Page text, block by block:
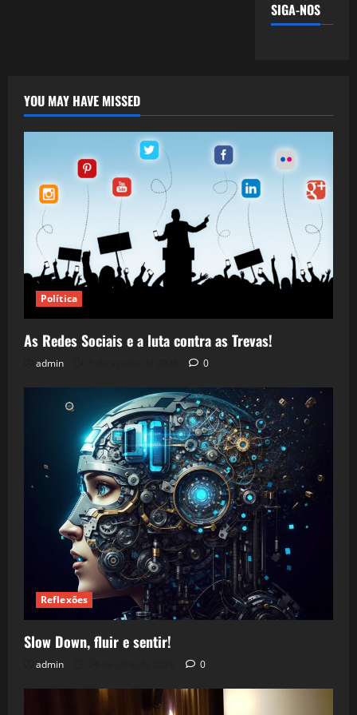
SIGA-NOS
YOU MAY HAVE MISSED
Política
As Redes Sociais e a luta contra as Trevas!
admin 0
Reflexões
Slow Down, fluir e sentir!
admin 0